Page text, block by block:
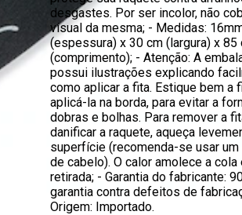
desgastes. Por ser incolor, não
visual da mesma; - Medidas:
(espessura) x 30 cm (largura) x 85
(comprimento); - Atenção: A
possui ilustrações explicando
como aplicar a fita. Estique bem a
aplicá-la na borda, para evitar a
dobras e bolhas. Para remover a
danificar a raquete, aqueça
superfície (recomenda-se usar
de cabelo). O calor amolece a cola
retirada; - Garantia do fabricante:
garantia contra defeitos de
Origem: Importado.